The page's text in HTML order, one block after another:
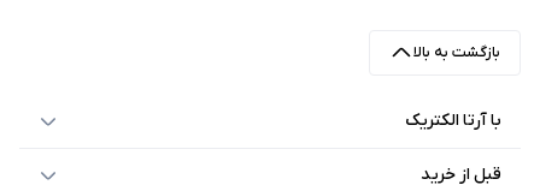
آن را هزینه اضافی برای تکمیل جعبه ابزار می‌دانند. برخلاف این عقیده
ایجاد نمی‌کند، در کنار آن کاربرد این ابزار دستی به گونه‌ای است که هیچ
بازگشت به بالا
با آرتا الکتریک
قبل از خرید